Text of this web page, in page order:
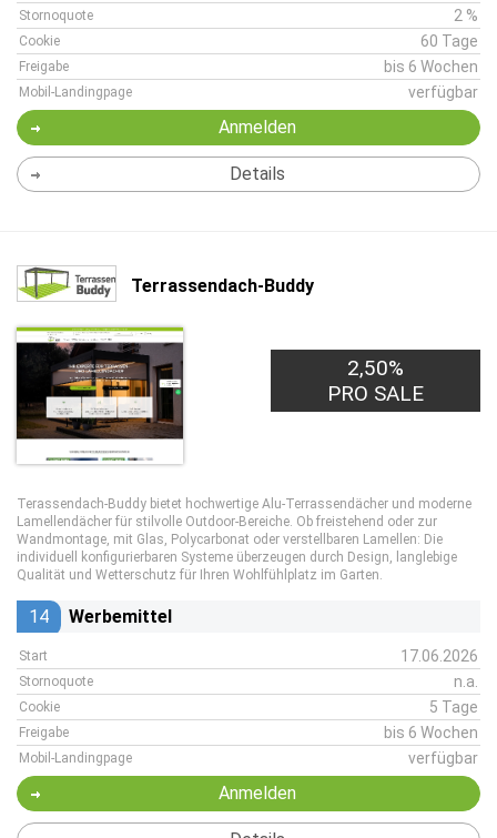
Stornoquote 2 %
Cookie 60 Tage
Freigabe bis 6 Wochen
Mobil-Landingpage verfügbar
Anmelden
Details
Terrassendach-Buddy
2,50%
PRO SALE
Terassendach-Buddy bietet hochwertige Alu-Terrassendächer und moderne
Lamellendächer für stilvolle Outdoor-Bereiche. Ob freistehend oder zur
Wandmontage, mit Glas, Polycarbonat oder verstellbaren Lamellen: Die
individuell konfigurierbaren Systeme überzeugen durch Design, langlebige
Qualität und Wetterschutz für Ihren Wohlfühlplatz im Garten.
14 Werbemittel
Start 17.06.2026
Stornoquote n.a.
Cookie 5 Tage
Freigabe bis 6 Wochen
Mobil-Landingpage verfügbar
Anmelden